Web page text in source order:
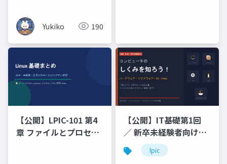
Yukiko 190
【公開】LPIC-101 第4
章 ファイルとプロセス
【公開】IT基礎第1回
／ 新卒未経験者向けコ
ンピュータのしくみを
知ろう！ハードウェ
lpic